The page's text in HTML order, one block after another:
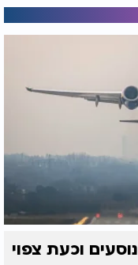
סכנה באוויר: טייס סיכן 170 נוסעים וכעת צפוי